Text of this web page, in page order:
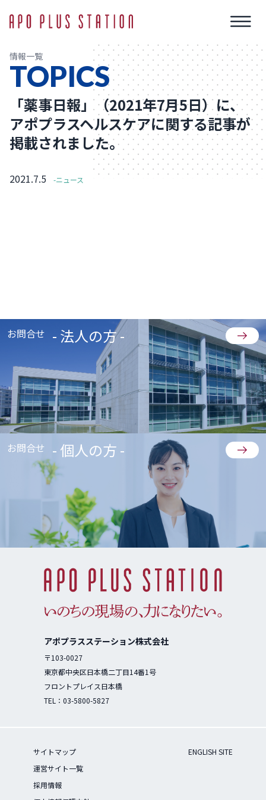
情報一覧
TOPICS
「薬事日報」（2021年7月5日）に、
アポプラスヘルスケアに関する記事が
掲載されました。
2021.7.5 -ニュース
お問合せ - 法人の方 -
お問合せ - 個人の方 -
アポプラスステーション株式会社
〒103-0027
東京都中央区日本橋二丁目14番1号
フロントプレイス日本橋
TEL： 03-5800-5827
サイトマップ
運営サイト一覧
採用情報
ENGLISH SITE